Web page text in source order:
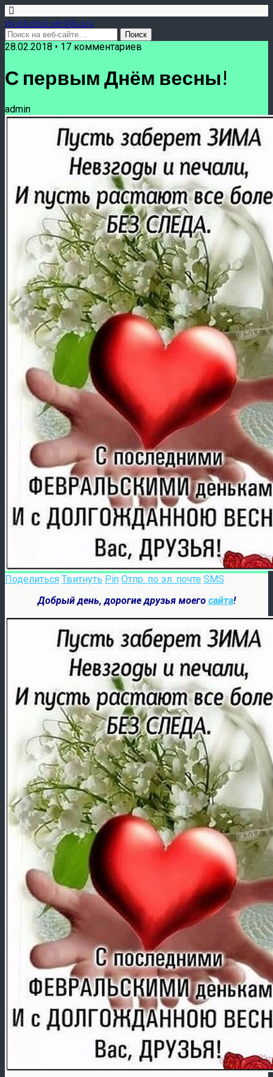
givadushoi-aleshina.ru
28.02.2018 • 17 комментариев
С первым Днём весны!
admin
Поделиться Твитнуть Pin Отпр. по эл. почте SMS
Добрый день, дорогие друзья моего сайта!